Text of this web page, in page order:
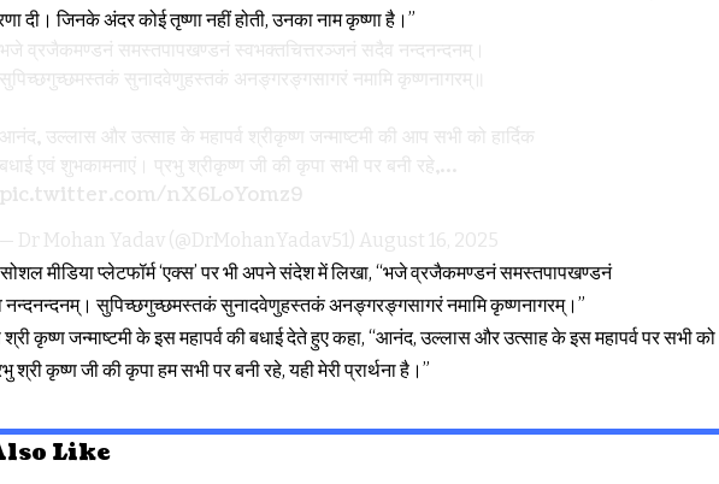
दी। जिनके अंदर कोई तृष्णा नहीं होती, उनका नाम कृष्णा है।”
भजे व्रजैकमण्डनं समस्तपापखण्डनं स्वभक्तचित्तरञ्जनं सदैव नन्दनन्दनम्।
सुपिच्छगुच्छमस्तकं सुनादवेणुहस्तकं अनङ्गरङ्गसागरं नमामि कृष्णनागरम्॥
आनंद, उल्लास और उत्साह के महापर्व श्रीकृष्ण जन्माष्टमी की आप सभी को हार्दिक
बधाई एवं शुभकामनाएं। प्रभु श्रीकृष्ण जी की कृपा सभी पर बनी रहे,…
pic.twitter.com/nX6LoYomz9
— Dr Mohan Yadav (@DrMohanYadav51) August 16, 2025
सोशल मीडिया प्लेटफॉर्म ‘एक्स’ पर भी अपने संदेश में लिखा, “भजे व्रजैकमण्डनं समस्तपापखण्डनं
नन्दनन्दनम्। सुपिच्छगुच्छमस्तकं सुनादवेणुहस्तकं अनङ्गरङ्गसागरं नमामि कृष्णनागरम्।”
श्री कृष्ण जन्माष्टमी के इस महापर्व की बधाई देते हुए कहा, “आनंद, उल्लास और उत्साह के इस महापर्व पर सभी को
श्री कृष्ण जी की कृपा हम सभी पर बनी रहे, यही मेरी प्रार्थना है।”
Like